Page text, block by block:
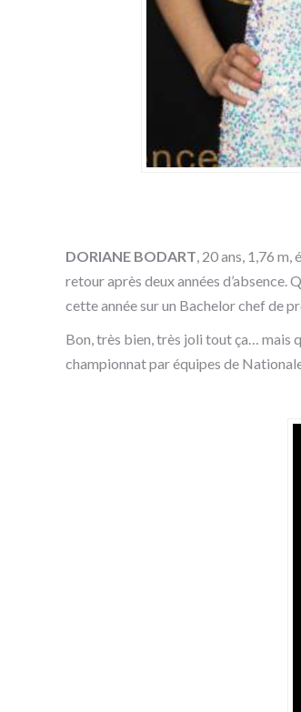
DORIANE BODART, 20 ans, 1,76 m,
retour après deux années d’absence.
cette année sur un Bachelor chef de
Bon, très bien, très joli tout ça… mais
championnat par équipes de